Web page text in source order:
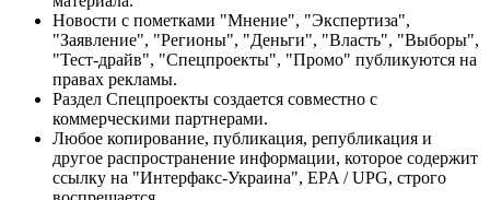
Новости с пометками "Мнение", "Экспертиза",
"Заявление", "Регионы", "Деньги", "Власть", "Выборы",
"Тест-драйв", "Спецпроекты", "Промо" публикуются на
правах рекламы.
Раздел Спецпроекты создается совместно с
коммерческими партнерами.
Любое копирование, публикация, републикация и
другое распространение информации, которое содержит
ссылку на "Интерфакс-Украина", EPA / UPG, строго